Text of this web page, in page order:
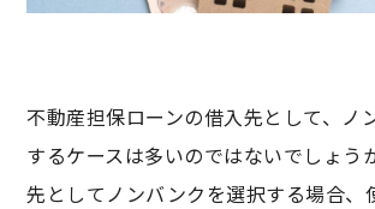
不動産担保ローンの借入先として、ノ
するケースは多いのではないでしょう
先としてノンバンクを選択する場合、